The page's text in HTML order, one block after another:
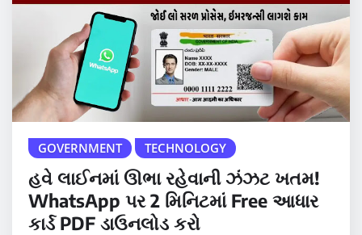
GOVERNMENT TECHNOLOGY
હવે લાઈનમાં ઊભા રહેવાની ઝંઝટ ખતમ!
WhatsApp પર 2 મિનિટમાં Free આધાર
કાર્ડ PDF ડાઉનલોડ કરો